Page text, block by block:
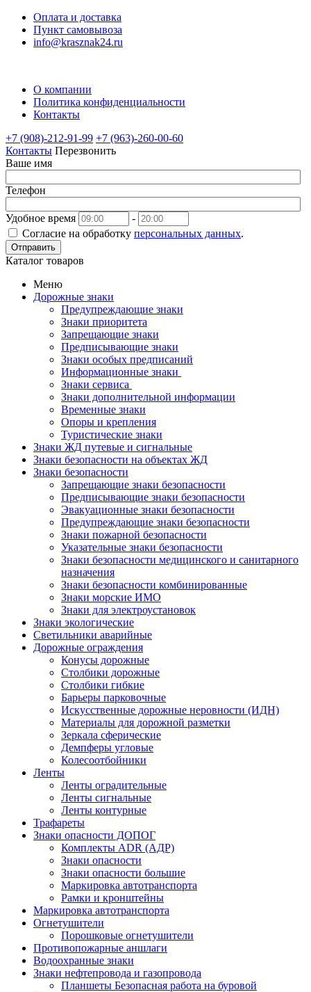
Оплата и доставка
Пункт самовывоза
info@krasznak24.ru
О компании
Политика конфиденциальности
Контакты
+7 (908)-212-91-99 +7 (963)-260-00-60
Контакты Перезвонить
Ваше имя
Телефон
Удобное время
-
Согласие на обработку персональных данных.
Отправить
Каталог товаров
Меню
Дорожные знаки
Предупреждающие знаки
Знаки приоритета
Запрещающие знаки
Предписывающие знаки
Знаки особых предписаний
Информационные знаки
Знаки сервиса
Знаки дополнительной информации
Временные знаки
Опоры и крепления
Туристические знаки
Знаки ЖД путевые и сигнальные
Знаки безопасности на объектах ЖД
Знаки безопасности
Запрещающие знаки безопасности
Предписывающие знаки безопасности
Эвакуационные знаки безопасности
Предупреждающие знаки безопасности
Знаки пожарной безопасности
Указательные знаки безопасности
Знаки безопасности медицинского и санитарного
назначения
Знаки безопасности комбинированные
Знаки морские ИМО
Знаки для электроустановок
Знаки экологические
Светильники аварийные
Дорожные ограждения
Конусы дорожные
Столбики дорожные
Столбики гибкие
Барьеры парковочные
Искусственные дорожные неровности (ИДН)
Материалы для дорожной разметки
Зеркала сферические
Демпферы угловые
Колесоотбойники
Ленты
Ленты оградительные
Ленты сигнальные
Ленты контурные
Трафареты
Знаки опасности ДОПОГ
Комплекты ADR (АДР)
Знаки опасности
Знаки опасности большие
Маркировка автотранспорта
Рамки и кронштейны
Маркировка автотранспорта
Огнетушители
Порошковые огнетушители
Противопожарные аншлаги
Водоохранные знаки
Знаки нефтепровода и газопровода
Планшеты Безопасная работа на буровой